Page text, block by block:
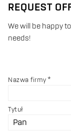
REQUEST
We will be happy
needs!
Nazwa firmy
Tytuł